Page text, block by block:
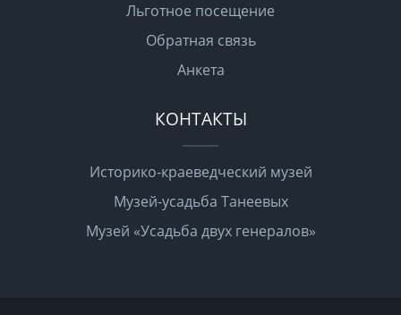
Льготное посещение
Обратная связь
Анкета
КОНТАКТЫ
Историко-краеведческий музей
Музей-усадьба Танеевых
Музей «Усадьба двух генералов»